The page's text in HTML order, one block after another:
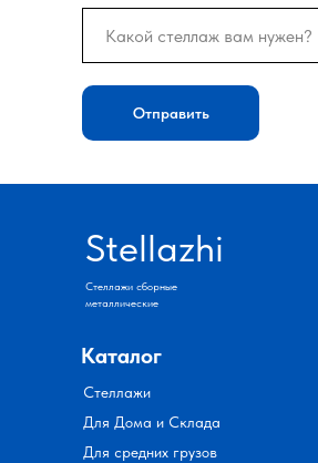
Отправить
Стеллажи сборные
металлические
Stellazhi
Каталог
Стеллажи
Для Дома и Склада
Для средних грузов